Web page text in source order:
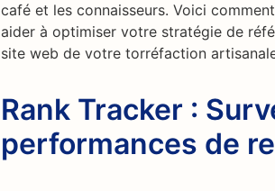
café et les connaisseurs. Voici
aider à optimiser votre stratégie de
site web de votre torréfaction
Rank Tracker :
performances de